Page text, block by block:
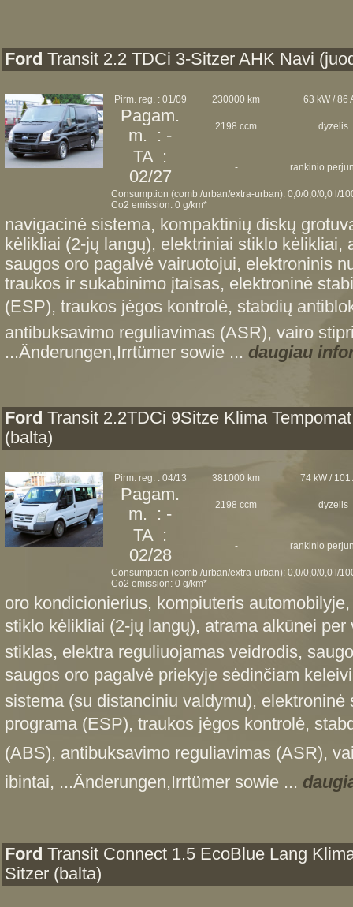
Ford Transit 2.2 TDCi 3-Sitzer AHK Navi
Pirm. reg. : 01/09 230000 km 63 kW / 86
Pagam.
m. : -
2198 ccm dyzelis
TA :
02/27
- rankinio
Consumption (comb./urban/extra-urban): 0,0/0,0/0,0 l/
Co2 emission: 0 g/km*
navigacinė sistema, kompaktinių diskų
kėlikliai (2-jų langų), elektriniai stiklo kėlikliai,
saugos oro pagalvė vairuotojui, elektroninis
traukos ir sukabinimo įtaisas, elektroninė
(ESP), traukos jėgos kontrolė, stabdių
antibuksavimo reguliavimas (ASR), vairo
...Änderungen,Irrtümer sowie ... daugiau
Ford Transit 2.2TDCi 9Sitze Klima Tempomat
(balta)
Pirm. reg. : 04/13 381000 km 74 kW / 101
Pagam.
m. : -
2198 ccm dyzelis
TA :
02/28
- rankinio
Consumption (comb./urban/extra-urban): 0,0/0,0/0,0 l/
Co2 emission: 0 g/km*
oro kondicionierius, kompiuteris
stiklo kėlikliai (2-jų langų), atrama alkūnei per
stiklas, elektra reguliuojamas veidrodis,
saugos oro pagalvė priekyje sėdinčiam
sistema (su distanciniu valdymu), elektroninė
programa (ESP), traukos jėgos kontrolė,
(ABS), antibuksavimo reguliavimas (ASR),
ibintai, ...Änderungen,Irrtümer sowie ...
Ford Transit Connect 1.5 EcoBlue Lang
Sitzer (balta)